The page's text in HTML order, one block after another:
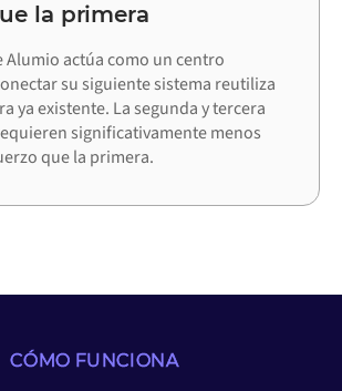
la primera
Alumio actúa como un centro
su siguiente sistema reutiliza
ya existente. La segunda y tercera
significativamente menos
que la primera.
CÓMO FUNCIONA